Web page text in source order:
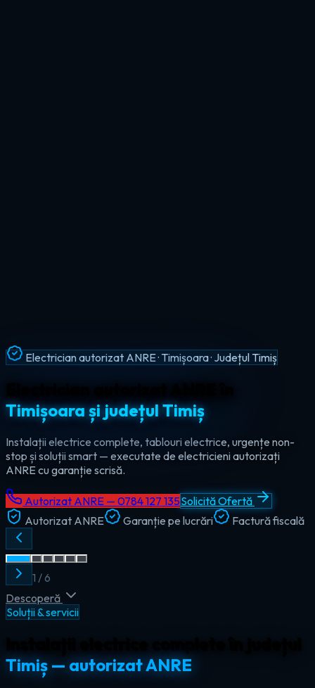
Intervenții Non-Stop · Urgențe Electrice · Timiș
Urgențe electrice non-stop în
județul Timiș
Ajungem la tine în maxim 60 de minute, oricând — ziua sau
noaptea. Electrician de urgență autorizat pentru Timișoara,
Lugoj, Deta și toate localitățile din Timiș.
Autorizat ANRE — 0784 127 135Solicită Ofertă
Autorizat ANRE
Garanție pe lucrări Factură fiscală
2 /6
Descoperă
Soluții & servicii
Timiș — autorizat ANRE